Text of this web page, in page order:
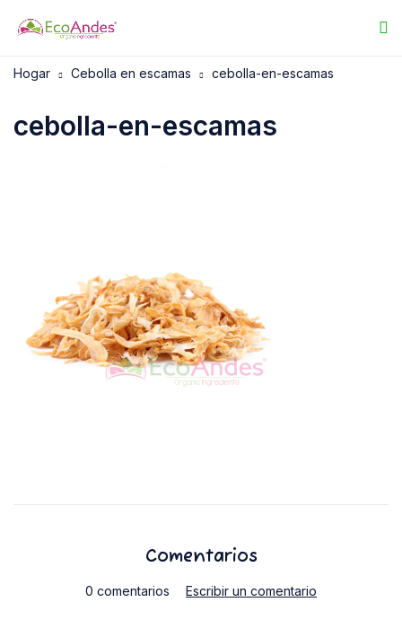
Hogar Cebolla en escamas cebolla-en-escamas
cebolla-en-escamas
Comentarios
0 comentarios Escribir un comentario